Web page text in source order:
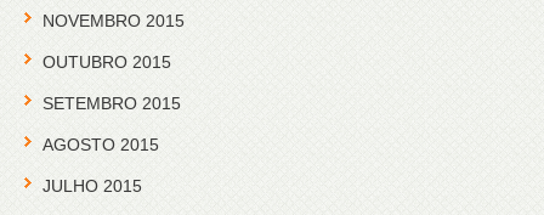
NOVEMBRO 2015
OUTUBRO 2015
SETEMBRO 2015
AGOSTO 2015
JULHO 2015